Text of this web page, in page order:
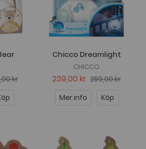
kr
Chicco Dreamlight
CHICCO
239,00 kr 259,00 kr
Mer info
Köp